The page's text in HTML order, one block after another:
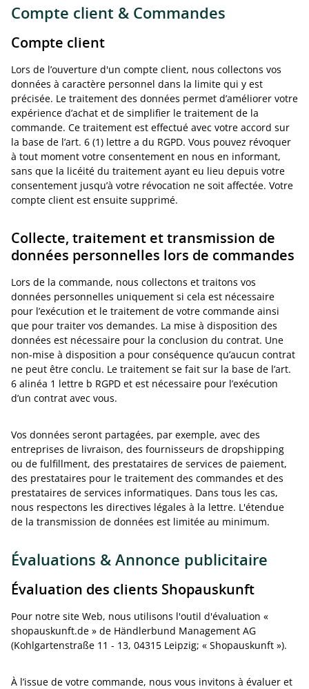
Compte client & Commandes
Compte client
Lors de l’ouverture d'un compte client, nous collectons vos
données à caractère personnel dans la limite qui y est
précisée. Le traitement des données permet d’améliorer votre
expérience d’achat et de simplifier le traitement de la
commande. Ce traitement est effectué avec votre accord sur
la base de l’art. 6 (1) lettre a du RGPD. Vous pouvez révoquer
à tout moment votre consentement en nous en informant,
sans que la licéité du traitement ayant eu lieu depuis votre
consentement jusqu’à votre révocation ne soit affectée. Votre
compte client est ensuite supprimé.
Collecte, traitement et transmission de
données personnelles lors de commandes
Lors de la commande, nous collectons et traitons vos
données personnelles uniquement si cela est nécessaire
pour l’exécution et le traitement de votre commande ainsi
que pour traiter vos demandes. La mise à disposition des
données est nécessaire pour la conclusion du contrat. Une
non-mise à disposition a pour conséquence qu’aucun contrat
ne peut être conclu. Le traitement se fait sur la base de l’art.
6 alinéa 1 lettre b RGPD et est nécessaire pour l’exécution
d’un contrat avec vous.
Vos données seront partagées, par exemple, avec des
entreprises de livraison, des fournisseurs de dropshipping
ou de fulfillment, des prestataires de services de paiement,
des prestataires pour le traitement des commandes et des
prestataires de services informatiques. Dans tous les cas,
nous respectons les directives légales à la lettre. L'étendue
de la transmission de données est limitée au minimum.
Évaluations & Annonce publicitaire
Évaluation des clients Shopauskunft
Pour notre site Web, nous utilisons l'outil d'évaluation «
shopauskunft.de » de Händlerbund Management AG
(Kohlgartenstraße 11 - 13, 04315 Leipzig; « Shopauskunft »).
À l’issue de votre commande, nous vous invitons à évaluer et